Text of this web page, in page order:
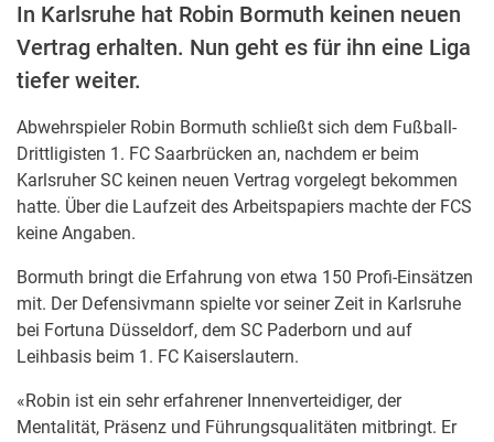
In Karlsruhe hat Robin Bormuth keinen neuen
Vertrag erhalten. Nun geht es für ihn eine Liga
tiefer weiter.
Abwehrspieler Robin Bormuth schließt sich dem Fußball-
Drittligisten 1. FC Saarbrücken an, nachdem er beim
Karlsruher SC keinen neuen Vertrag vorgelegt bekommen
hatte. Über die Laufzeit des Arbeitspapiers machte der FCS
keine Angaben.
Bormuth bringt die Erfahrung von etwa 150 Profi-Einsätzen
mit. Der Defensivmann spielte vor seiner Zeit in Karlsruhe
bei Fortuna Düsseldorf, dem SC Paderborn und auf
Leihbasis beim 1. FC Kaiserslautern.
«Robin ist ein sehr erfahrener Innenverteidiger, der
Mentalität, Präsenz und Führungsqualitäten mitbringt. Er